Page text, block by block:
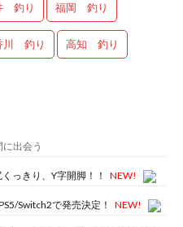
釣り 福岡 釣り
川 釣り 高知 釣り
出会う
っきり、Y字開脚！！ NEW!
Switch2で発売決定！ NEW!